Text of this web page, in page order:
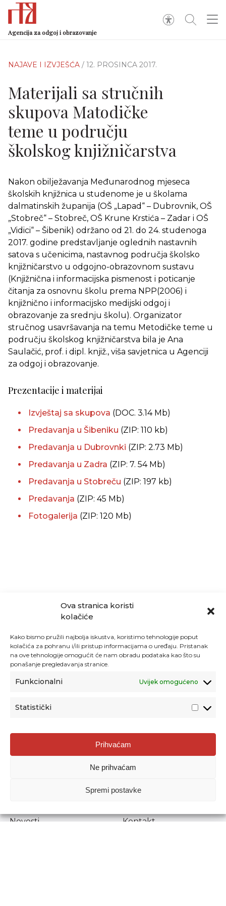
Ova stranica koristi
kolačiće
Kako bismo pružili najbolja iskustva, koristimo tehnologije poput
kolačića za pohranu i/ili pristup informacijama o uređaju. Pristanak
na ove tehnologije omogućit će nam obradu podataka kao što su
ponašanje pregledavanja stranice.
Funkcionalni Uvijek omogućeno
Statistički
Prihvaćam
Ne prihvaćam
Spremi postavke
Agencija za odgoj i obrazovanje
NAJAVE I IZVJEŠĆA / 12. PROSINCA 2017.
Materijali sa stručnih
skupova Matodičke
teme u području
školskog knjižničarstva
Nakon obilježavanja Međunarodnog mjeseca
školskih knjižnica u studenome je u školama
dalmatinskih županija (OŠ „Lapad“ – Dubrovnik, OŠ
„Stobreč“ – Stobreč, OŠ Krune Krstića – Zadar i OŠ
„Vidici“ – Šibenik) održano od 21. do 24. studenoga
2017. godine predstavljanje oglednih nastavnih
satova s učenicima, nastavnog područja školsko
knjižničarstvo u odgojno-obrazovnom sustavu
(Knjižnična i informacijska pismenost i poticanje
čitanja za osnovnu školu prema NPP(2006) i
knjižnično i informacijsko medijski odgoj i
obrazovanje za srednju školu). Organizator
stručnog usavršavanja na temu Metodičke teme u
području školskog knjižničarstva bila je Ana
Saulačić, prof. i dipl. knjiž., viša savjetnica u Agenciji
za odgoj i obrazovanje.
Prezentacije i materijai
Izvještaj sa skupova (DOC. 3.14 Mb)
Predavanja u Šibeniku (ZIP: 110 kb)
Predavanja u Dubrovnki (ZIP: 2.73 Mb)
Predavanja u Zadra (ZIP: 7. 54 Mb)
Predavanja u Stobreču (ZIP: 197 kb)
Predavanja (ZIP: 45 Mb)
Fotogalerija (ZIP: 120 Mb)
Agencija za odgoj i obrazovanje
Donje Svetice 38, 10000 Zagreb
1778129
Prenošenje sadržaja dopušteno je uz navođenje izvora.
Novosti
Kontakt